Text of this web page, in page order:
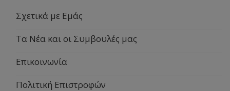
Σχετικά με Εμάς
Τα Νέα και οι Συμβουλές μας
Επικοινωνία
Πολιτική Επιστροφών